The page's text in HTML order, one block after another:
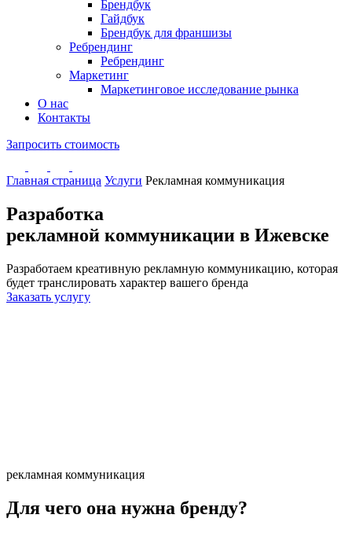
Брендбук
Гайдбук
Брендбук для франшизы
Ребрендинг
Ребрендинг
Маркетинг
Маркетинговое исследование рынка
О нас
Контакты
Запросить стоимость
Главная страница Услуги Рекламная коммуникация
Разработка
рекламной коммуникации в Ижевске
Разработаем креативную рекламную коммуникацию, которая
будет транслировать характер вашего бренда
Заказать услугу
рекламная коммуникация
Для чего она нужна бренду?